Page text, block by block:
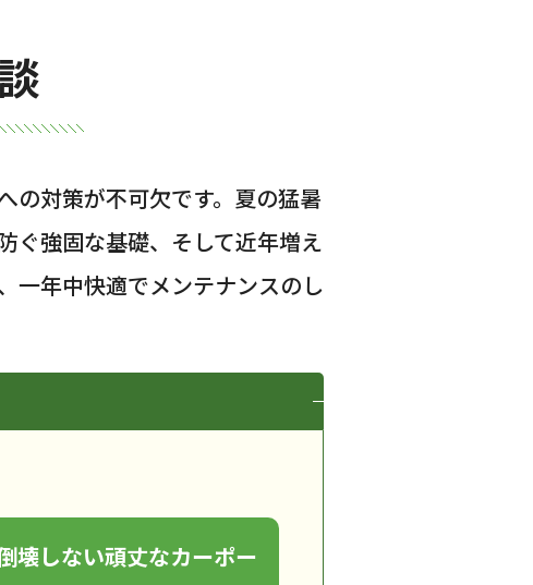
の対策が不可欠です。夏の猛暑
ぐ強固な基礎、そして近年増え
一年中快適でメンテナンスのし
壊しない頑丈なカーポー